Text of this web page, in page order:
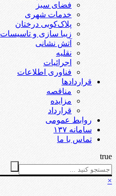
فضای سبز
خدمات شهری
پلاک‌کوبی درختان
زیبا سازی و تاسیسات
آتش نشانی
نقلیه
اجرائیات
فناوری اطلاعات
قراردادها
مناقصه
مزایده
قرارداد
روابط عمومی
سامانه ۱۳۷
تماس با ما
true
×